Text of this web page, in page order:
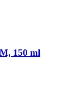
150 ml